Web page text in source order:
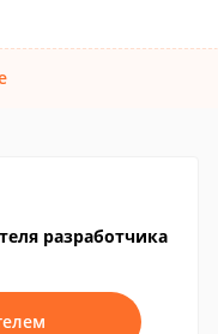
разработчика